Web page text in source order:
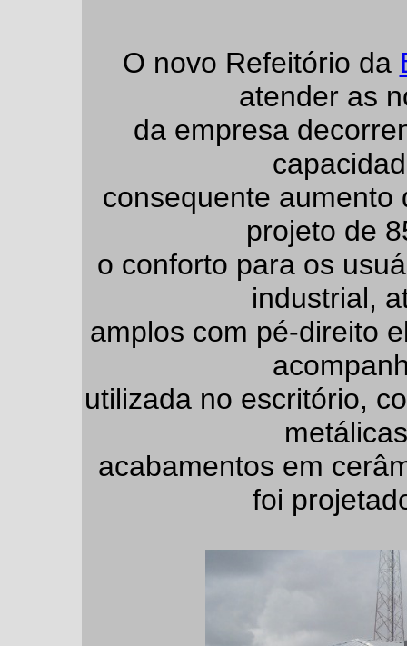
O novo Refeitório da
atender as
da empresa
consequente aumento
projeto de
o conforto para os
industrial,
amplos com pé-direito
utilizada no escritório,
acabamentos em
foi